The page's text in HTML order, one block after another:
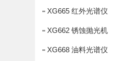
XG665 红外光谱仪
XG662 锈蚀抛光机
XG668 油料光谱仪